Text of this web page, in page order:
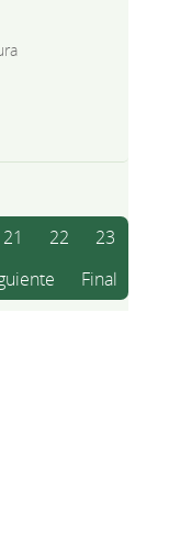
21 22
23
Final